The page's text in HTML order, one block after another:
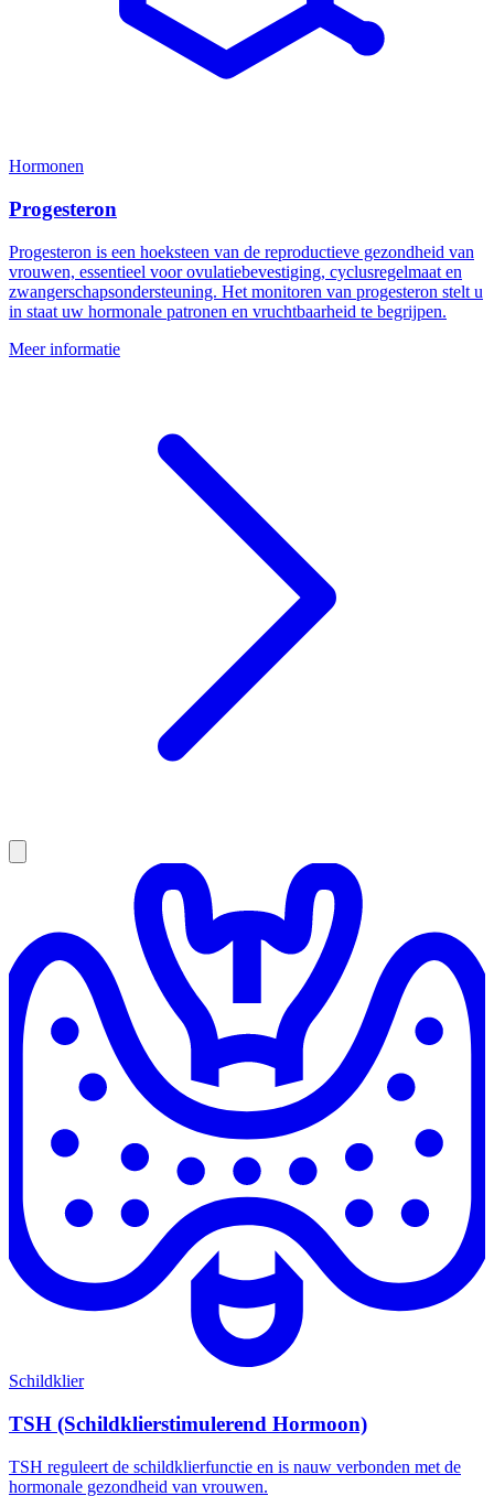
Hormonen
Progesteron
Progesteron is een hoeksteen van de reproductieve gezondheid van
vrouwen, essentieel voor ovulatiebevestiging, cyclusregelmaat en
zwangerschapsondersteuning. Het monitoren van progesteron stelt u
in staat uw hormonale patronen en vruchtbaarheid te begrijpen.
Meer informatie
Schildklier
TSH (Schildklierstimulerend Hormoon)
TSH reguleert de schildklierfunctie en is nauw verbonden met de
hormonale gezondheid van vrouwen.